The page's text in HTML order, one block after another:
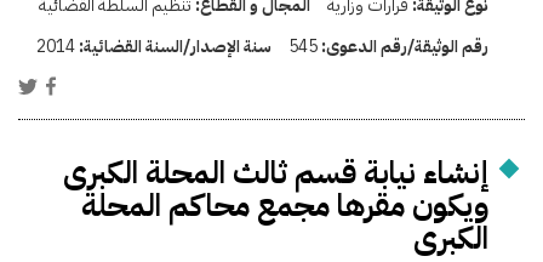
رقم الوثيقة/رقم الدعوى:545 سنة الإصدار/السنة القضائية:2014
إنشاء نيابة قسم ثالث المحلة الكبرى
ويكون مقرها مجمع محاكم المحلة
الكبرى